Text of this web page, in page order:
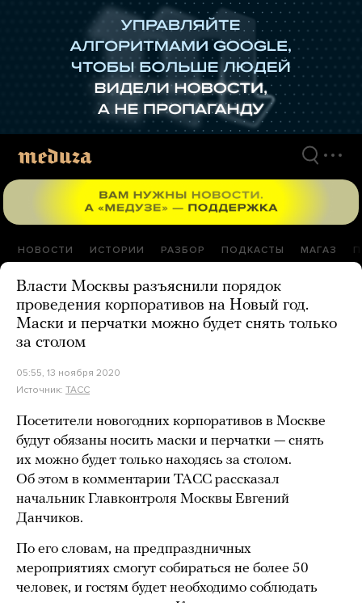
НОВОСТИ ИСТОРИИ РАЗБОР ПОДКАСТЫ МАГАЗ
Власти Москвы разъяснили порядок
проведения корпоративов на Новый год.
Маски и перчатки можно будет снять только
за столом
05:55, 13 ноября 2020
Источник: ТАСС
Посетители новогодних корпоративов в Москве
будут обязаны носить маски и перчатки — снять
их можно будет только находясь за столом.
Об этом в комментарии ТАСС рассказал
начальник Главконтроля Москвы Евгений
Данчиков.
По его словам, на предпраздничных
мероприятиях смогут собираться не более 50
человек, и гостям будет необходимо соблюдать